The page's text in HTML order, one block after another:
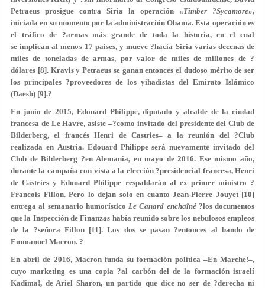
Petraeus prosigue contra Siria la operación «Timber ?Sycamore»,
iniciada en su momento por la administración Obama. Esta operación es
el tráfico de ?armas más grande de toda la historia, en el cual
se implican al menos 17 países, y mueve ?hacia Siria varias decenas de
miles de toneladas de armas, por valor de miles de millones de ?
dólares [8]. Kravis y Petraeus se ganan entonces el dudoso mérito de ser
los principales ?proveedores de los yihadistas del Emirato Islámico
(Daesh) [9].?
En junio de 2015, Edouard Philippe, diputado y alcalde de la ciudad
francesa de Le Havre, asiste –?como invitado del presidente del Club de
Bilderberg, el francés Henri de Castries– a la reunión del ?Club
realizada en Austria. Edouard Philippe será nuevamente invitado del
Club de Bilderberg ?en Alemania, en mayo de 2016. Ese mismo año,
durante la campaña con vista a la elección ?presidencial francesa, Henri
de Castries y Edouard Philippe respaldarán al ex primer ministro ?
Francois Fillon. Pero lo dejan solo en cuanto Jean-Pierre Jouyet [10]
entrega al semanario humorístico Le Canard enchaîné?los documentos
que la Inspección de Finanzas había reunido sobre los nebulosos empleos
de la ?señora Fillon [11]. Los dos se pasan ?entonces al bando de
Emmanuel Macron. ?
En abril de 2016, Macron funda su formación política –En Marche!–,
cuyo marketing es una copia ?al carbón del de la formación israelí
Kadima!, de Ariel Sharon, un partido que dice no ser de ?derecha ni